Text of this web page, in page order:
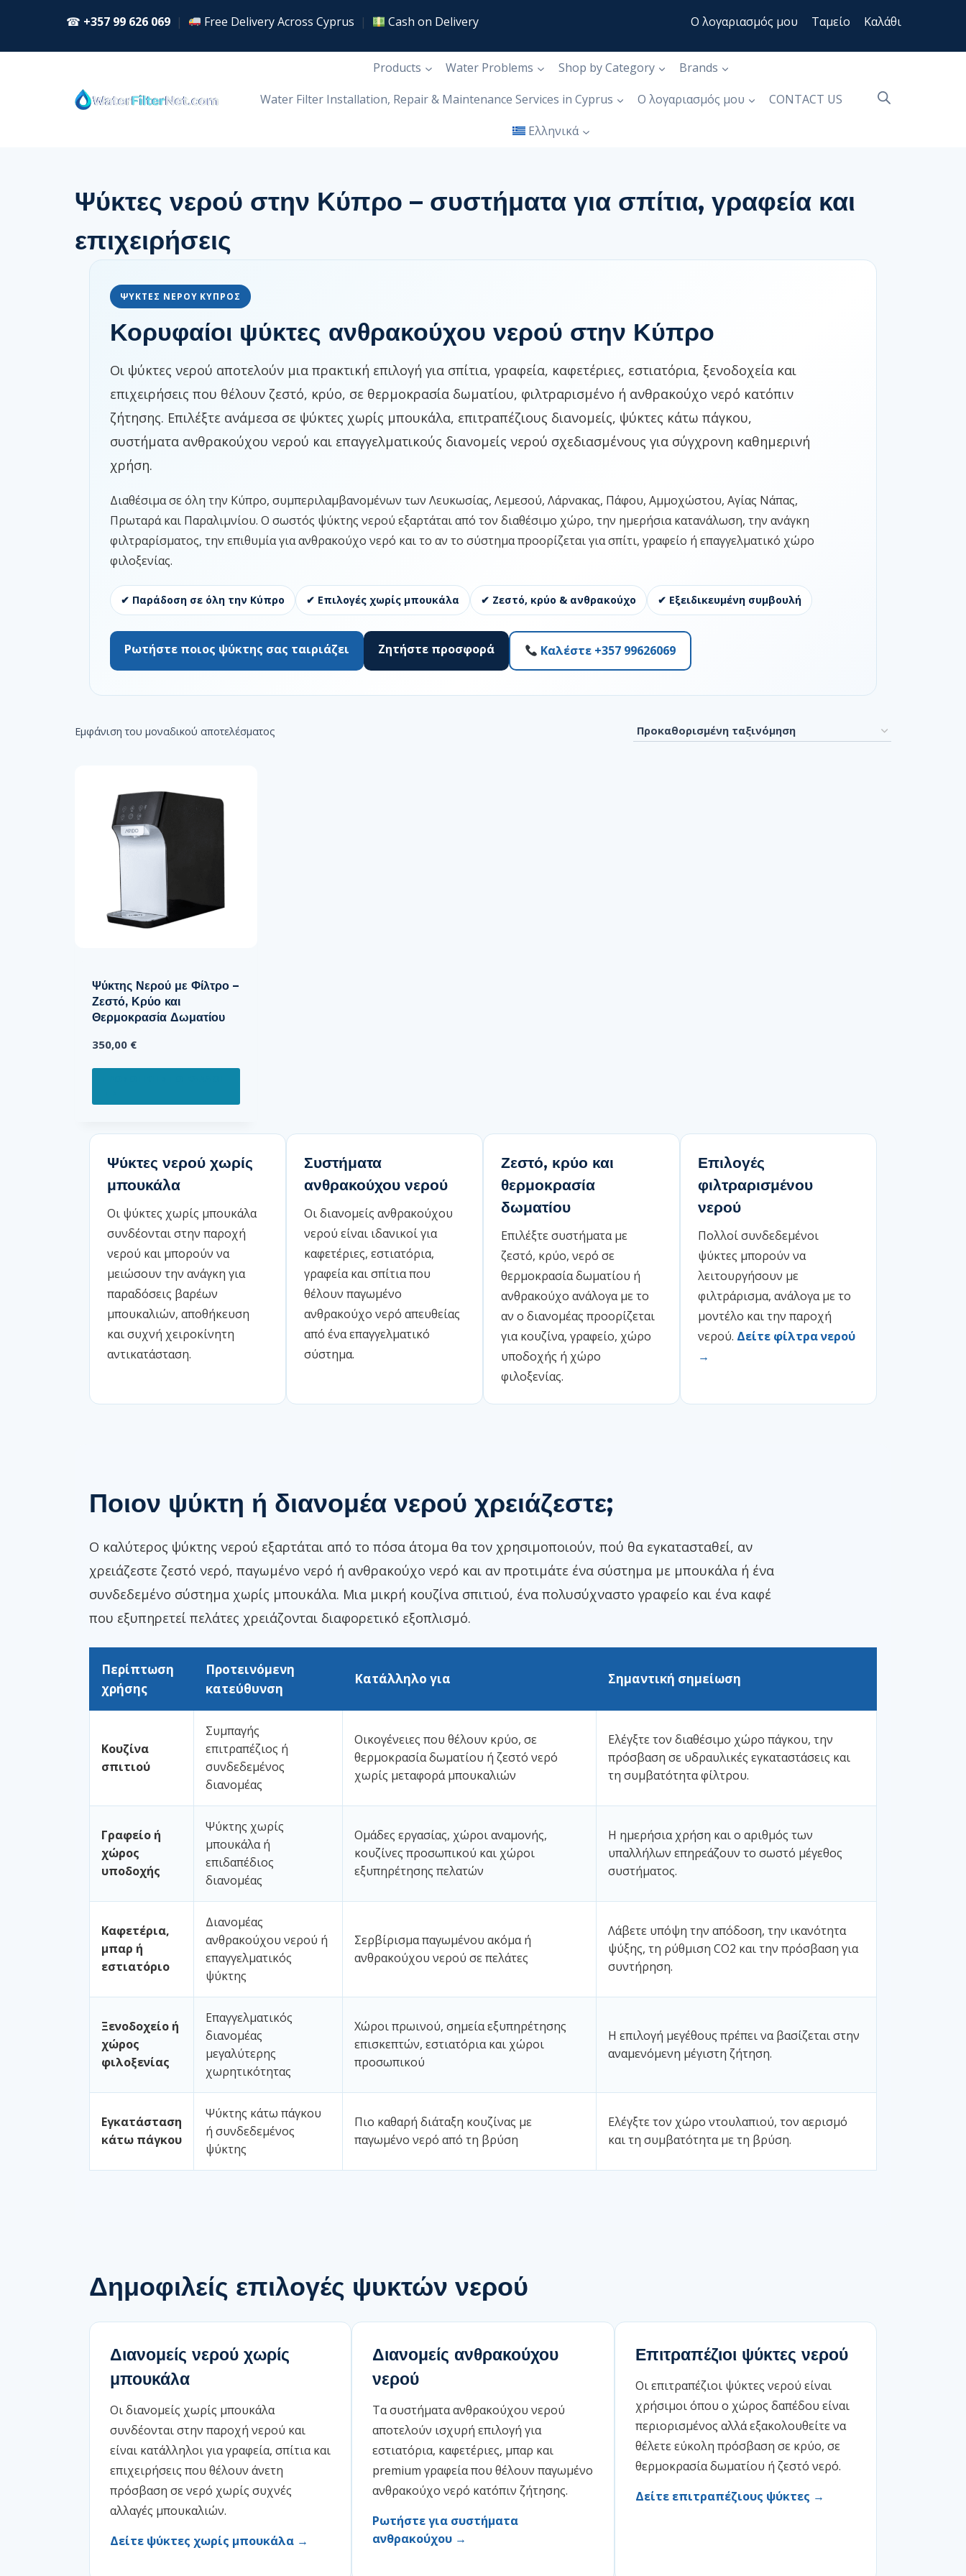
☎ +357 99 626 069 | Free Delivery Across Cyprus | Cash on Delivery Ο λογαριασμός μου Ταμείο Καλάθι
Products Water Problems Shop by Category Brands
Water Filter Installation, Repair & Maintenance Services in Cyprus Ο λογαριασμός μου CONTACT US
Ελληνικά
Ψύκτες νερού στην Κύπρο – συστήματα για σπίτια, γραφεία και
επιχειρήσεις
ΨΥΚΤΕΣ ΝΕΡΟΥ ΚΥΠΡΟΣ
Κορυφαίοι ψύκτες ανθρακούχου νερού στην Κύπρο
Οι ψύκτες νερού αποτελούν μια πρακτική επιλογή για σπίτια, γραφεία, καφετέριες, εστιατόρια, ξενοδοχεία και
επιχειρήσεις που θέλουν ζεστό, κρύο, σε θερμοκρασία δωματίου, φιλτραρισμένο ή ανθρακούχο νερό κατόπιν
ζήτησης. Επιλέξτε ανάμεσα σε ψύκτες χωρίς μπουκάλα, επιτραπέζιους διανομείς, ψύκτες κάτω πάγκου,
συστήματα ανθρακούχου νερού και επαγγελματικούς διανομείς νερού σχεδιασμένους για σύγχρονη καθημερινή
χρήση.
Διαθέσιμα σε όλη την Κύπρο, συμπεριλαμβανομένων των Λευκωσίας, Λεμεσού, Λάρνακας, Πάφου, Αμμοχώστου, Αγίας Νάπας,
Πρωταρά και Παραλιμνίου. Ο σωστός ψύκτης νερού εξαρτάται από τον διαθέσιμο χώρο, την ημερήσια κατανάλωση, την ανάγκη
φιλτραρίσματος, την επιθυμία για ανθρακούχο νερό και το αν το σύστημα προορίζεται για σπίτι, γραφείο ή επαγγελματικό χώρο
φιλοξενίας.
✔ Παράδοση σε όλη την Κύπρο ✔ Επιλογές χωρίς μπουκάλα ✔ Ζεστό, κρύο & ανθρακούχο ✔ Εξειδικευμένη συμβουλή
Ρωτήστε ποιος ψύκτης σας ταιριάζει Ζητήστε προσφορά Καλέστε +357 99626069
Εμφάνιση του μοναδικού αποτελέσματος
Ψύκτης Νερού με Φίλτρο –
Ζεστό, Κρύο και
Θερμοκρασία Δωματίου
350,00 €
Ψύκτες νερού χωρίς
μπουκάλα
Οι ψύκτες χωρίς μπουκάλα
συνδέονται στην παροχή
νερού και μπορούν να
μειώσουν την ανάγκη για
παραδόσεις βαρέων
μπουκαλιών, αποθήκευση
και συχνή χειροκίνητη
αντικατάσταση.
Συστήματα
ανθρακούχου νερού
Οι διανομείς ανθρακούχου
νερού είναι ιδανικοί για
καφετέριες, εστιατόρια,
γραφεία και σπίτια που
θέλουν παγωμένο
ανθρακούχο νερό απευθείας
από ένα επαγγελματικό
σύστημα.
Ζεστό, κρύο και
θερμοκρασία
δωματίου
Επιλέξτε συστήματα με
ζεστό, κρύο, νερό σε
θερμοκρασία δωματίου ή
ανθρακούχο ανάλογα με το
αν ο διανομέας προορίζεται
για κουζίνα, γραφείο, χώρο
υποδοχής ή χώρο
φιλοξενίας.
Επιλογές
φιλτραρισμένου
νερού
Πολλοί συνδεδεμένοι
ψύκτες μπορούν να
λειτουργήσουν με
φιλτράρισμα, ανάλογα με το
μοντέλο και την παροχή
νερού. Δείτε φίλτρα νερού
→
Ποιον ψύκτη ή διανομέα νερού χρειάζεστε;
Ο καλύτερος ψύκτης νερού εξαρτάται από το πόσα άτομα θα τον χρησιμοποιούν, πού θα εγκατασταθεί, αν
χρειάζεστε ζεστό νερό, παγωμένο νερό ή ανθρακούχο νερό και αν προτιμάτε ένα σύστημα με μπουκάλα ή ένα
συνδεδεμένο σύστημα χωρίς μπουκάλα. Μια μικρή κουζίνα σπιτιού, ένα πολυσύχναστο γραφείο και ένα καφέ
που εξυπηρετεί πελάτες χρειάζονται διαφορετικό εξοπλισμό.
Περίπτωση
χρήσης
Προτεινόμενη
κατεύθυνση
Κατάλληλο για Σημαντική σημείωση
Κουζίνα
σπιτιού
Συμπαγής
επιτραπέζιος ή
συνδεδεμένος
διανομέας
Οικογένειες που θέλουν κρύο, σε
θερμοκρασία δωματίου ή ζεστό νερό
χωρίς μεταφορά μπουκαλιών
Ελέγξτε τον διαθέσιμο χώρο πάγκου, την
πρόσβαση σε υδραυλικές εγκαταστάσεις και
τη συμβατότητα φίλτρου.
Γραφείο ή
χώρος
υποδοχής
Ψύκτης χωρίς
μπουκάλα ή
επιδαπέδιος
διανομέας
Ομάδες εργασίας, χώροι αναμονής,
κουζίνες προσωπικού και χώροι
εξυπηρέτησης πελατών
Η ημερήσια χρήση και ο αριθμός των
υπαλλήλων επηρεάζουν το σωστό μέγεθος
συστήματος.
Καφετέρια,
μπαρ ή
εστιατόριο
Διανομέας
ανθρακούχου νερού ή
επαγγελματικός
ψύκτης
Σερβίρισμα παγωμένου ακόμα ή
ανθρακούχου νερού σε πελάτες
Λάβετε υπόψη την απόδοση, την ικανότητα
ψύξης, τη ρύθμιση CO2 και την πρόσβαση για
συντήρηση.
Ξενοδοχείο ή
χώρος
φιλοξενίας
Επαγγελματικός
διανομέας
μεγαλύτερης
χωρητικότητας
Χώροι πρωινού, σημεία εξυπηρέτησης
επισκεπτών, εστιατόρια και χώροι
προσωπικού
Η επιλογή μεγέθους πρέπει να βασίζεται στην
αναμενόμενη μέγιστη ζήτηση.
Εγκατάσταση
κάτω πάγκου
Ψύκτης κάτω πάγκου
ή συνδεδεμένος
ψύκτης
Πιο καθαρή διάταξη κουζίνας με
παγωμένο νερό από τη βρύση
Ελέγξτε τον χώρο ντουλαπιού, τον αερισμό
και τη συμβατότητα με τη βρύση.
Δημοφιλείς επιλογές ψυκτών νερού
Διανομείς νερού χωρίς
μπουκάλα
Οι διανομείς χωρίς μπουκάλα
συνδέονται στην παροχή νερού και
είναι κατάλληλοι για γραφεία, σπίτια και
επιχειρήσεις που θέλουν άνετη
πρόσβαση σε νερό χωρίς συχνές
αλλαγές μπουκαλιών.
Δείτε ψύκτες χωρίς μπουκάλα →
Διανομείς ανθρακούχου
νερού
Τα συστήματα ανθρακούχου νερού
αποτελούν ισχυρή επιλογή για
εστιατόρια, καφετέριες, μπαρ και
premium γραφεία που θέλουν παγωμένο
ανθρακούχο νερό κατόπιν ζήτησης.
Ρωτήστε για συστήματα
ανθρακούχου →
Επιτραπέζιοι ψύκτες νερού
Οι επιτραπέζιοι ψύκτες νερού είναι
χρήσιμοι όπου ο χώρος δαπέδου είναι
περιορισμένος αλλά εξακολουθείτε να
θέλετε εύκολη πρόσβαση σε κρύο, σε
θερμοκρασία δωματίου ή ζεστό νερό.
Δείτε επιτραπέζιους ψύκτες →